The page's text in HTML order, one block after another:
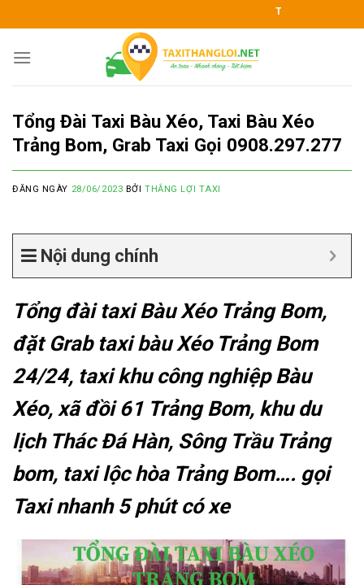
to
content
TAXI THẮNG LỢI KÍNH CHÀO
Tổng Đài Taxi Bàu Xéo, Taxi Bàu Xéo
Trảng Bom, Grab Taxi Gọi 0908.297.277
ĐĂNG NGÀY 28/06/2023 BỞITHẮNG LỢI TAXI
Nội dung chính
Tổng đài taxi Bàu Xéo Trảng Bom,
đặt Grab taxi bàu Xéo Trảng Bom
24/24, taxi khu công nghiệp Bàu
Xéo, xã đồi 61 Trảng Bom, khu du
lịch Thác Đá Hàn, Sông Trầu Trảng
bom, taxi lộc hòa Trảng Bom…. gọi
Taxi nhanh 5 phút có xe